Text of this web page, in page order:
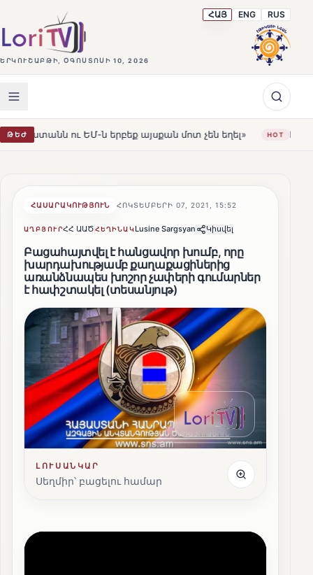
ԵՐԿՈՒՇԱԲԹԻ, ՕԳՈՍՏՈՍԻ 10, 2026
ՀԱՅ ENG RUS
ԹԵԺ
երբեք այսքան մոտ չեն եղել» HOT Լեռնահովիտի Սուրբ
ՀԱՍԱՐԱԿՈՒԹՅՈՒՆ ՀՈԿՏԵՄԲԵՐԻ 07, 2021, 15:52
ԱՂԲՅՈՒՐՀՀ ԱԱԾՀԵՂԻՆԱԿLusine Sargsyan Կիսվել
Բացահայտվել է հանցավոր խումբ, որը
խարդախությամբ քաղաքացիներից
առանձնապես խոշոր չափերի գումարներ
է հափշտակել (տեսանյութ)
ԼՈՒՍԱՆԿԱՐ
Սեղմիր՝ բացելու համար